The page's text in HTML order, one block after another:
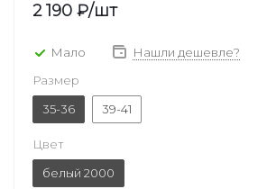
2 190 ₽/шт
Мало
Нашли дешевле?
Размер
35-36
39-41
Цвет
белый 2000